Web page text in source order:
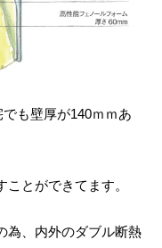
も壁厚が140ｍｍあ
とができてます。
為、内外のダブル断熱